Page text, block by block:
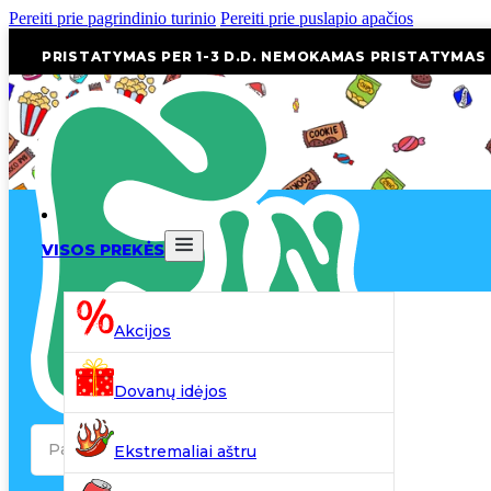
Pereiti prie pagrindinio turinio Pereiti prie puslapio apačios
PRISTATYMAS PER 1-3 D.D. NEMOKAMAS PRISTATYMAS
Search
VISOS PREKĖS
Akcijos
Dovanų idėjos
Ekstremaliai aštru